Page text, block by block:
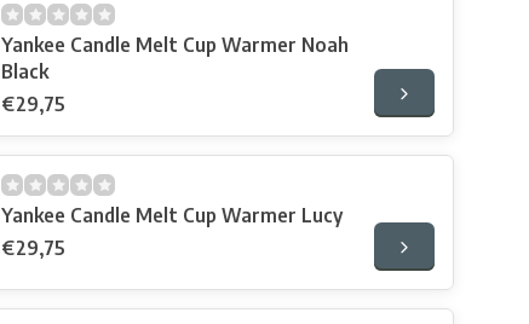
Yankee Candle Melt Cup Warmer Noah
Black
€29,75
Yankee Candle Melt Cup Warmer Lucy
€29,75